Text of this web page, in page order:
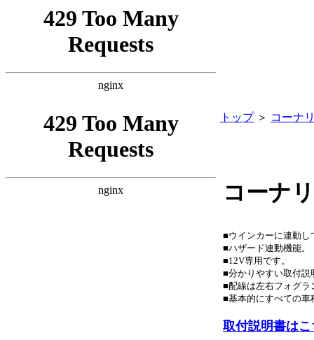
トップ＞ コーナ
コーナ
■ウインカーに連動し
■ハザード連動機能。
■12V専用です。
■分かりやすい取付説
■配線は左右フォグラ
■基本的にすべての車
取付説明書はこ